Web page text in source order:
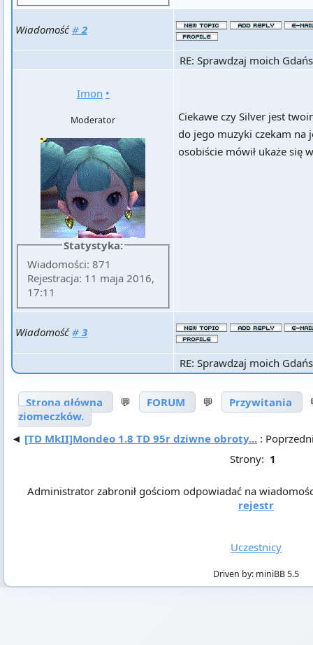
Wiadomość # 2
RE: Sprawdzaj moich
Imon •
Moderator
Statystyka:
Wiadomości: 871
Rejestracja: 11 maja 2016,
17:11
Ciekawe czy Silver jest
do jego muzyki czekam na
osobiście mówił ukaże się
Wiadomość # 3
RE: Sprawdzaj moich
Strona główna 💬 FORUM 💬 Przywitania
ziomeczków.
◄ [TD MkII]Mondeo 1.8 TD 95r dziwne obroty...:
Strony: 1
Administrator zabronił gościom odpowiadać na
rejestr
Uczestnicy
Driven by: miniBB 5.5